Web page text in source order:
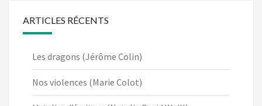
ARTICLES RÉCENTS
Les dragons (Jérôme Colin)
Nos violences (Marie Colot)